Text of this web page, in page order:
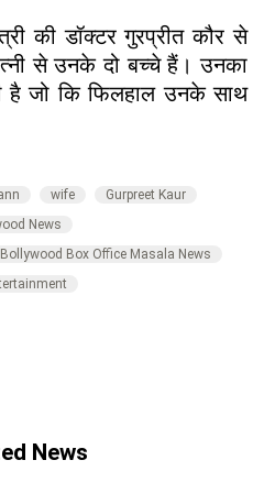
की डॉक्टर गुरप्रीत कौर से
से उनके दो बच्चे हैं। उनका
जो कि फिलहाल उनके साथ
wife
Gurpreet Kaur
News
Bollywood Box Office Masala News
News